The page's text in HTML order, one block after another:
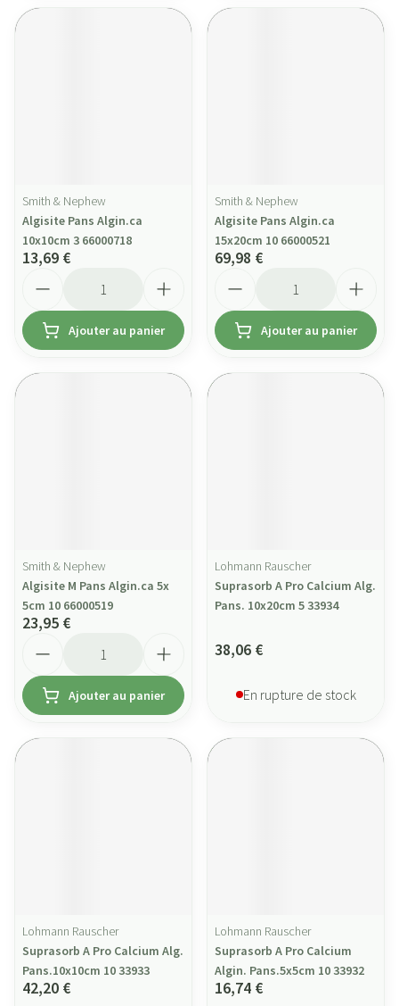
Smith & Nephew
Algisite Pans Algin.ca
10x10cm 3 66000718
13,69 €
Ajouter au panier
Smith & Nephew
Algisite Pans Algin.ca
15x20cm 10 66000521
69,98 €
Ajouter au panier
Smith & Nephew
Algisite M Pans Algin.ca 5x
5cm 10 66000519
23,95 €
Ajouter au panier
Lohmann Rauscher
Suprasorb A Pro Calcium Alg.
Pans. 10x20cm 5 33934
38,06 €
En rupture de stock
Lohmann Rauscher
Suprasorb A Pro Calcium Alg.
Pans.10x10cm 10 33933
42,20 €
Lohmann Rauscher
Suprasorb A Pro Calcium
Algin. Pans.5x5cm 10 33932
16,74 €